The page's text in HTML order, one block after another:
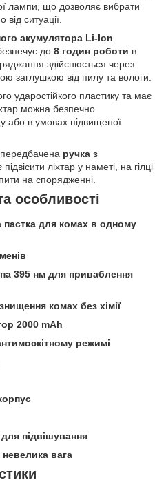
лампи, що дозволяє вибрати
ситуації.
акумулятора Li-Ion
до 8 годин роботи в
здійснюється через
заглушкою від пилу та вологи.
ударостійкого пластику та має
можна безпечно
або в умовах підвищеної
ручка з
ліхтар у наметі, на гілці
на спорядженні.
особливості
пастка для комах в одному
395 нм для приваблення
комах без хімії
2000 mAh
режимі
для підвішування
вага